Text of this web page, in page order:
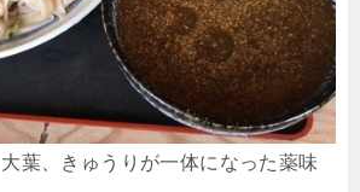
葉、きゅうりが一体になった薬味